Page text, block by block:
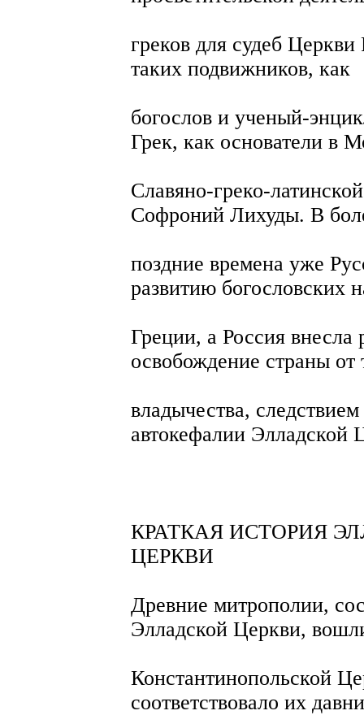
греков для судеб
таких подвижников, как
богослов и ученый-
Грек, как основатели в
Славяно-греко-
Софроний Лихуды. В
поздние времена уже
развитию богословских
Греции, а Россия
освобождение страны от
владычества,
автокефалии Элладской
КРАТКАЯ ИСТОРИЯ
ЦЕРКВИ
Древние митрополии,
Элладской Церкви,
Константинопольской
соответствовало их